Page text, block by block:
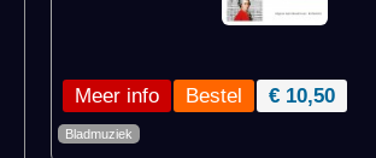
Meer info € 10,50
Bladmuziek